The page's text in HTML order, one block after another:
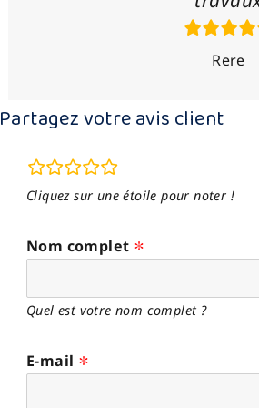
Rere
Partagez votre avis client
champs
d’évaluation
Cliquez sur une étoile pour noter !
Nom complet
Quel est votre nom complet ?
E-mail